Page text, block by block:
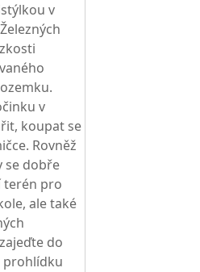
v
v
koupat se
Rovněž
se dobře
terén pro
ale také
do
prohlídku